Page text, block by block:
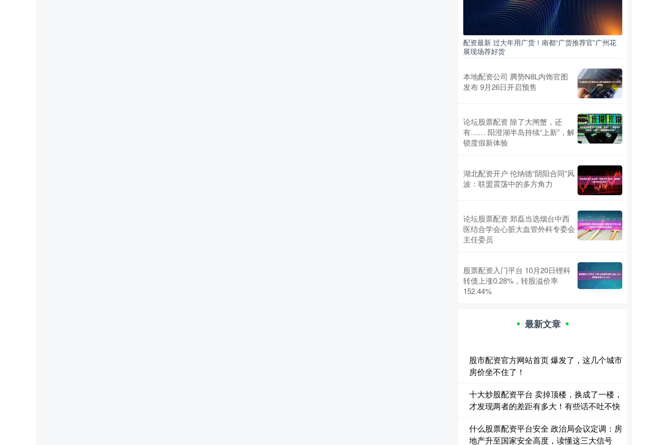
配资最新 过大年用广货！南都“广货推荐官”广州花
展现场荐好货
本地配资公司 腾势N8L内饰官图
发布 9月26日开启预售
论坛股票配资 除了大闸蟹，还
有…… 阳澄湖半岛持续“上新”，解
锁度假新体验
湖北配资开户 伦纳德“阴阳合同”风
波：联盟震荡中的多方角力
论坛股票配资 郑磊当选烟台中西
医结合学会心脏大血管外科专委会
主任委员
股票配资入门平台 10月20日锂科
转债上涨0.28%，转股溢价率
152.44%
最新文章
股市配资官方网站首页 爆发了，这几个城市
房价坐不住了！
十大炒股配资平台 卖掉顶楼，换成了一楼，
才发现两者的差距有多大！有些话不吐不快
什么股票配资平台安全 政治局会议定调：房
地产升至国家安全高度，读懂这三大信号